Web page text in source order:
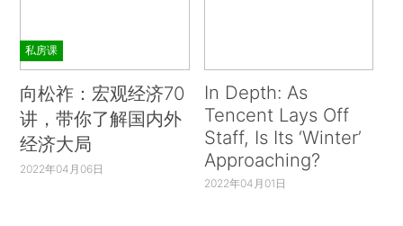
私房课
向松祚：宏观经济70
讲，带你了解国内外
经济大局
2022年04月06日
In Depth: As
Tencent Lays Off
Staff, Is Its ‘Winter’
Approaching?
2022年04月01日